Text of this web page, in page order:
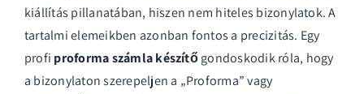
kiállítás pillanatában, hiszen nem hiteles bizonylatok. A
tartalmi elemeikben azonban fontos a precizitás. Egy
profi proforma számla készítőgondoskodik róla, hogy
a bizonylaton szerepeljen a „Proforma” vagy